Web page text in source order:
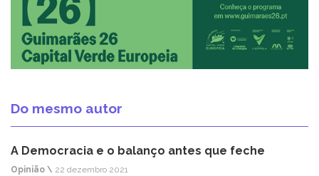
Do mesmo autor
A Democracia e o balanço antes que feche
Opinião \ 22 dezembro 2021